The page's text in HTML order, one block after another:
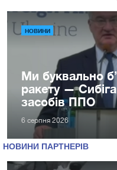
НОВИНИ
Ми буквально
ракету —
засобів ППО
6 серпня 2026